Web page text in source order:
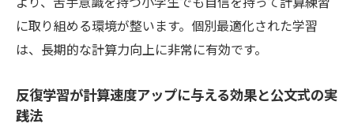
段階的なステップで計算力と計算速度を強
化する方法
公文式が計算のつまずきを解消する理由を
繰り返し学習が小学生の計算苦手克服に役
に取り組める環境が整います。個別最適化された学習
は、長期的な計算力向上に非常に有効です。
反復学習が計算速度アップに与える効果と公文式の実
践法